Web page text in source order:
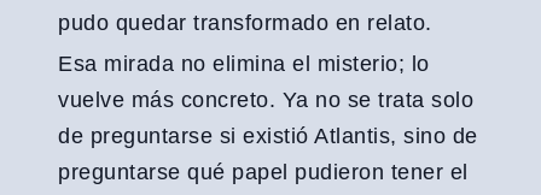
pudo quedar transformado en relato.
Esa mirada no elimina el misterio; lo
vuelve más concreto. Ya no se trata solo
de preguntarse si existió Atlantis, sino de
preguntarse qué papel pudieron tener el